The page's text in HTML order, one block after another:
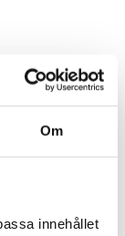
Om
innehållet